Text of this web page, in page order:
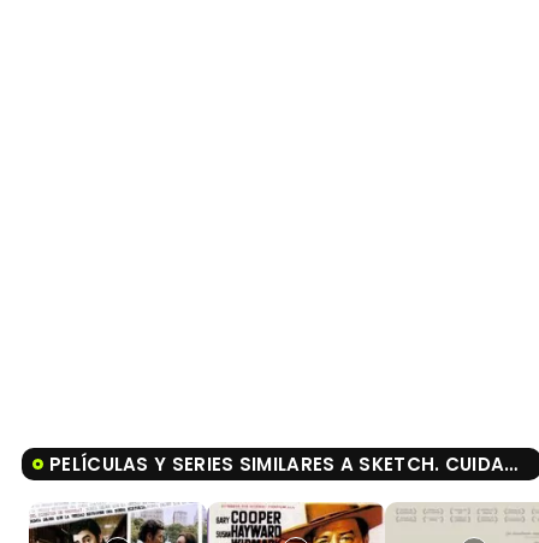
PELÍCULAS Y SERIES SIMILARES A SKETCH. CUIDADO CON LO QUE DIBUJAS